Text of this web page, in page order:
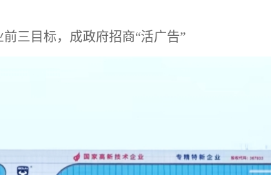
三目标，成政府招商“活广告”